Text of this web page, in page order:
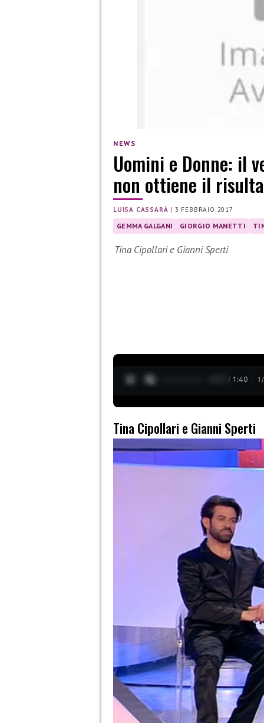
NEWS
Uomini e Donne: il
non ottiene il
LUISA CASSARÀ | 3 FEBBRAIO 2017
GEMMA GALGANI GIORGIO MANETTI
Tina Cipollari e Gianni Sperti
0:28 / 1:40 1 /
Tina Cipollari e Gianni Sperti